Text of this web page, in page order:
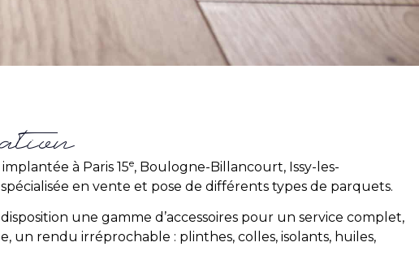
à Paris 15e, Boulogne-Billancourt, Issy-les-
en vente et pose de différents types de parquets.
une gamme d’accessoires pour un service complet,
un rendu irréprochable : plinthes, colles, isolants, huiles,